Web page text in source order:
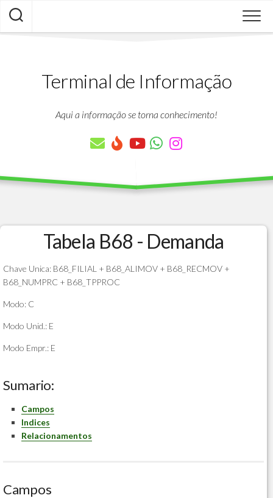
Skip
content
Terminal de Informação
Aqui a informação se torna conhecimento!
Tabela B68 - Demanda
Chave Unica: B68_FILIAL + B68_ALIMOV + B68_RECMOV +
B68_NUMPRC + B68_TPPROC
Modo: C
Modo Unid.: E
Modo Empr.: E
Sumario:
Campos
Indices
Relacionamentos
Campos